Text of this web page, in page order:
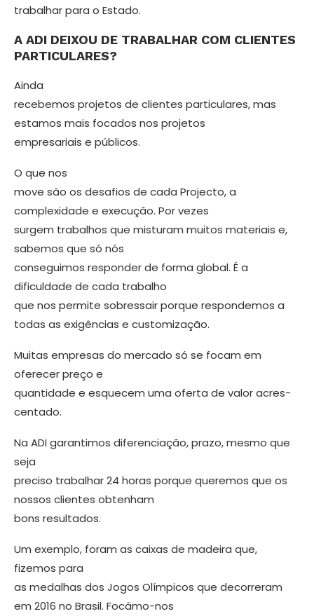
trabalhar para o Estado.
A ADI DEIXOU DE TRABALHAR COM CLIENTES
PARTICULARES?
Ainda
recebemos projetos de clientes particulares, mas
estamos mais focados nos projetos
empresariais e públicos.
O que nos
move são os desafios de cada Projecto, a
complexidade e exe­cução. Por vezes
surgem trabalhos que misturam muitos materiais e,
sabemos que só nós
conseguimos responder de forma global. É a
dificuldade de cada trabalho
que nos permite sobressair porque respondemos a
todas as exigên­cias e customização.
Muitas empresas do mercado só se focam em
oferecer preço e
quantidade e esquecem uma oferta de valor acres­
centado.
Na ADI garantimos diferenciação, prazo, mesmo que
seja
preciso trabalhar 24 horas porque queremos que os
nos­sos clientes obtenham
bons resultados.
Um exemplo, foram as caixas de ma­deira que,
fizemos para
as medalhas dos Jogos Olímpicos que decorreram
em 2016 no Brasil. Focámo-nos